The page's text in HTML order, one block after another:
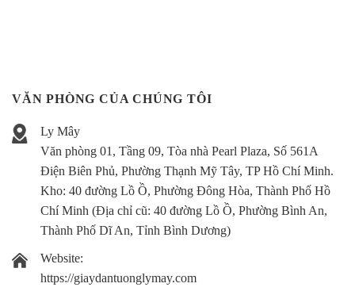
VĂN PHÒNG CỦA CHÚNG TÔI
Ly Mây
Văn phòng 01, Tầng 09, Tòa nhà Pearl Plaza, Số 561A
Điện Biên Phủ, Phường Thạnh Mỹ Tây, TP Hồ Chí Minh.
Kho: 40 đường Lồ Ồ, Phường Đông Hòa, Thành Phố Hồ
Chí Minh (Địa chỉ cũ: 40 đường Lồ Ồ, Phường Bình An,
Thành Phố Dĩ An, Tỉnh Bình Dương)
Website:
https://giaydantuonglymay.com